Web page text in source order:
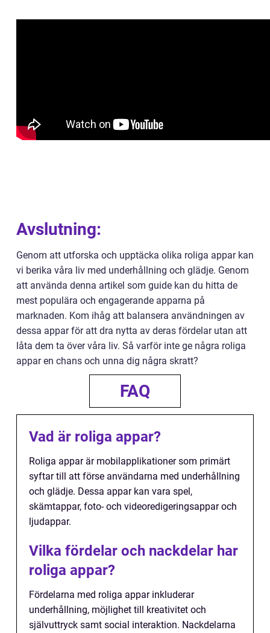
Avslutning:
Genom att utforska och upptäcka olika roliga appar kan
vi berika våra liv med underhållning och glädje. Genom
att använda denna artikel som guide kan du hitta de
mest populära och engagerande apparna på
marknaden. Kom ihåg att balansera användningen av
dessa appar för att dra nytta av deras fördelar utan att
låta dem ta över våra liv. Så varför inte ge några roliga
appar en chans och unna dig några skratt?
FAQ
Vad är roliga appar?
Roliga appar är mobilapplikationer som primärt
syftar till att förse användarna med underhållning
och glädje. Dessa appar kan vara spel,
skämtappar, foto- och videoredigeringsappar och
ljudappar.
Vilka fördelar och nackdelar har
roliga appar?
Fördelarna med roliga appar inkluderar
underhållning, möjlighet till kreativitet och
självuttryck samt social interaktion. Nackdelarna